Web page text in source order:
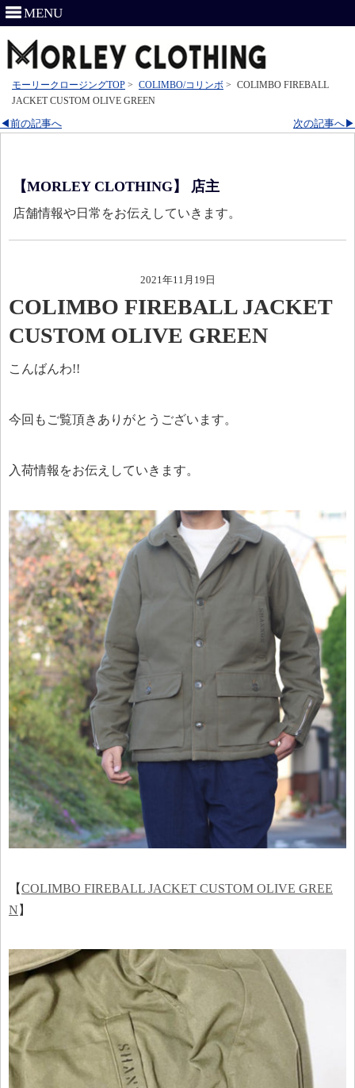
MENU
モーリークロージングTOP > COLIMBO/コリンボ > COLIMBO FIREBALL
JACKET CUSTOM OLIVE GREEN
次の記事へ▶
◀前の記事へ
【MORLEY CLOTHING】 店主
店舗情報や日常をお伝えしていきます。
2021年11月19日
COLIMBO FIREBALL JACKET
CUSTOM OLIVE GREEN
こんばんわ!!
今回もご覧頂きありがとうございます。
入荷情報をお伝えしていきます。
【COLIMBO FIREBALL JACKET CUSTOM OLIVE GREE
N 】